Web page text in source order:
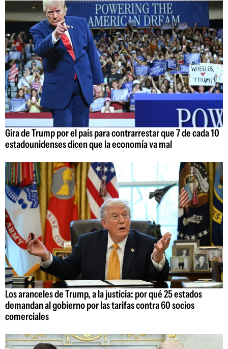
Gira de Trump por el país para contrarrestar que 7 de cada 10
estadounidenses dicen que la economía va mal
Los aranceles de Trump, a la justicia: por qué 25 estados
demandan al gobierno por las tarifas contra 60 socios
comerciales